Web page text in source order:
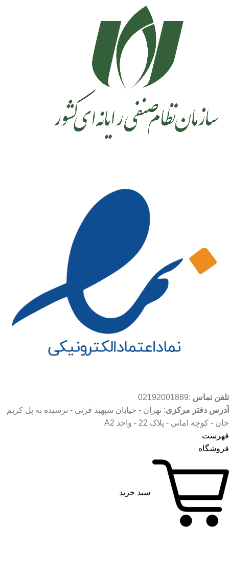
تلفن تماس :02192001889
آدرس دفتر مرکزی: تهران - خیابان سپهبد قرنی - نرسیده به پل کریم
خان - کوچه امانی - پلاک 22 - واحد A2
فهرست
فروشگاه
سبد خرید